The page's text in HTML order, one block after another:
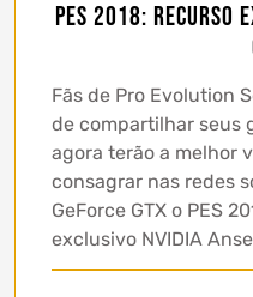
PES 2018: recurso
Fãs de Pro Evolution
de compartilhar seus
agora terão a melhor
consagrar nas redes
GeForce GTX o PES
exclusivo NVIDIA